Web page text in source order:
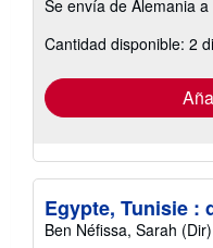
Se envía de Alemania
Cantidad disponible: 2
Egypte, Tunisie :
Ben Néfissa, Sarah (Dir)